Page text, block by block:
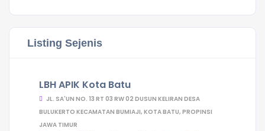
Listing Sejenis
LBH APIK Kota Batu
JL. SA'UN NO. 13 RT 03 RW 02 DUSUN KELIRAN DESA
BULUKERTO KECAMATAN BUMIAJI, KOTA BATU, PROPINSI
JAWA TIMUR